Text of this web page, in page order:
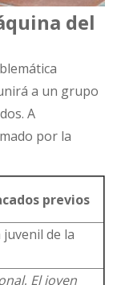
del
a un grupo
A
por la
previos
de la
, El joven